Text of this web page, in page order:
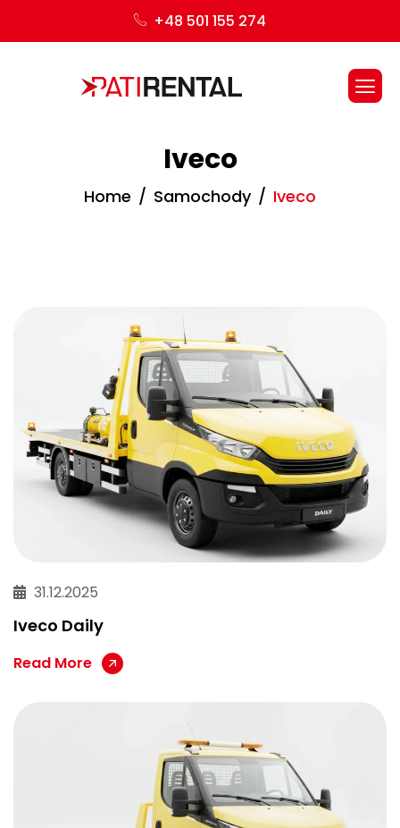
+48 501 155 274
Iveco
Home Samochody Iveco
31.12.2025
Iveco Daily
Read More